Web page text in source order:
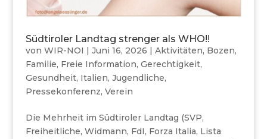
Südtiroler Landtag strenger als WHO!!
von WIR-NOI Juni 16, 2026 Aktivitäten, Bozen,
Familie, Freie Information, Gerechtigkeit,
Gesundheit, Italien, Jugendliche,
Pressekonferenz, Verein
Die Mehrheit im Südtiroler Landtag (SVP,
Freiheitliche, Widmann, FdI, Forza Italia, Lista